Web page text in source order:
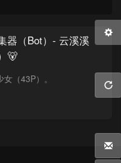
器（Bot）- 云溪溪
🐻
（43P）。